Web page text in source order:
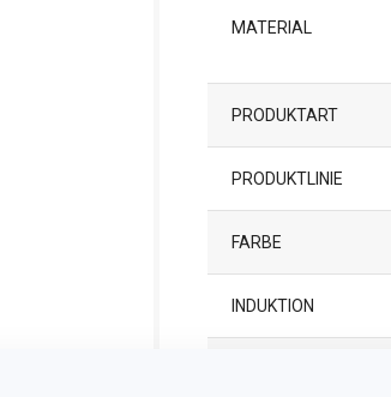
MATERIAL
PRODUKTART
PRODUKTLINIE
FARBE
INDUKTION